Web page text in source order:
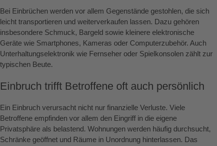
Bei Einbrüchen werden vor allem Gegenstände gestohlen, die sich
leicht transportieren und weiterverkaufen lassen. Dazu gehören
insbesondere Schmuck, Bargeld sowie kleinere elektronische
Geräte wie Smartphones, Kameras oder Computerzubehör. Auch
Unterhaltungselektronik wie Fernseher oder Spielkonsolen zählt zur
typischen Beute.
Einbruch trifft Betroffene oft auch persönlich
Ein Einbruch verursacht nicht nur finanzielle Verluste. Viele
Betroffene empfinden vor allem den Eingriff in die eigene
Privatsphäre als belastend. Wohnungen werden häufig durchsucht,
Schränke geöffnet und Räume in Unordnung hinterlassen. Das